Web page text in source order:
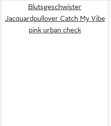
Blutsgeschwister
Jacquardpullover Catch My Vibe
pink urban check